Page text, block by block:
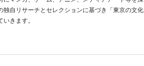
独自リサーチとセレクションに基づき「東京の文化
きます。